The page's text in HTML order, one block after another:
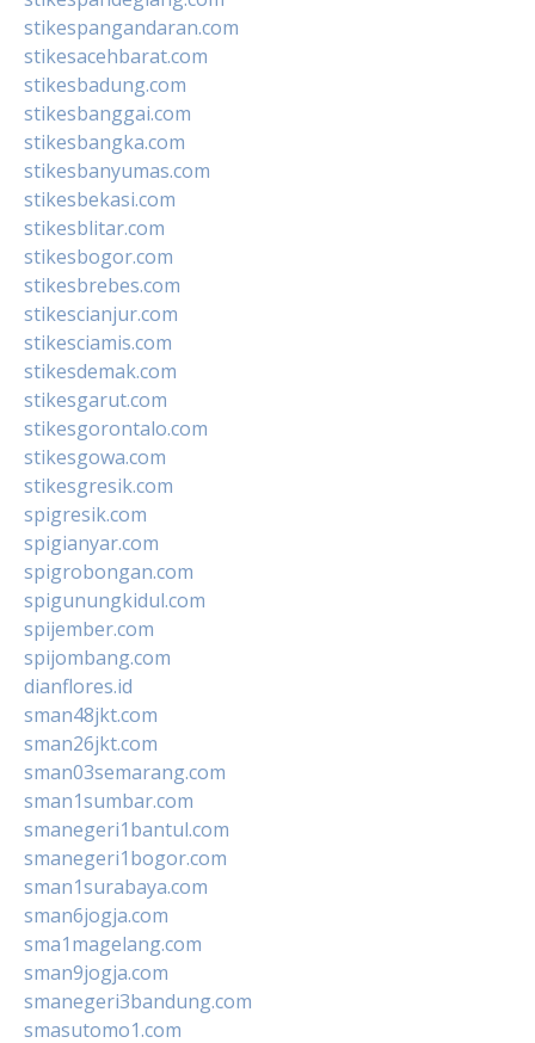
stikespangandaran.com
stikesacehbarat.com
stikesbadung.com
stikesbanggai.com
stikesbangka.com
stikesbanyumas.com
stikesbekasi.com
stikesblitar.com
stikesbogor.com
stikesbrebes.com
stikescianjur.com
stikesciamis.com
stikesdemak.com
stikesgarut.com
stikesgorontalo.com
stikesgowa.com
stikesgresik.com
spigresik.com
spigianyar.com
spigrobongan.com
spigunungkidul.com
spijember.com
spijombang.com
dianflores.id
sman48jkt.com
sman26jkt.com
sman03semarang.com
sman1sumbar.com
smanegeri1bantul.com
smanegeri1bogor.com
sman1surabaya.com
sman6jogja.com
sma1magelang.com
sman9jogja.com
smanegeri3bandung.com
smasutomo1.com